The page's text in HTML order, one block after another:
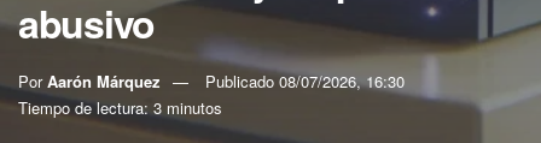
abusivo
Por Aarón Márquez Publicado 08/07/2026, 16:30
Tiempo de lectura: 3 minutos